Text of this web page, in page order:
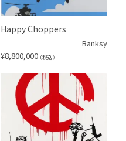
Happy Choppers
Banksy
¥8,800,000 （税込）